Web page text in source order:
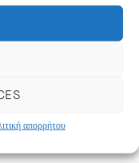
απορρήτου